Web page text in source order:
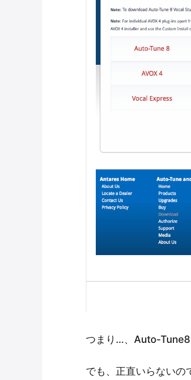
つまり…、Auto-Tune8
でも、正直いらない